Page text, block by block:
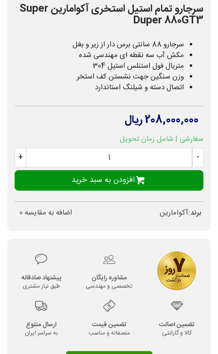
سرجارو تمام استیل استخری آکوامارین Super
Duper 880GT3
سرجارو 88 سانتی برس دار از زیر و بغل
مکش آب سه نقطه ای مهندسی شده
متریال فول استنلس استیل 304
وزن سنگین جهت نشستن کف استخر
اتصال دسته و شیلنگ استاندارد
208,000,000 ریال
سفارشی | شامل زمان تحویل
-
+
افزودن به سبد خرید
برند:آکوامارین اضافه به مقایسه 0
مشاوره رایگان
تخصصی و مهندسی
پیشنهاد صادقانه
طبق نیاز مشتری
تضمین اصالت
کالا و گارانتی
تضمین قیمت
منصفانه و مناسب
ارسال متنوع
به سراسر ایران